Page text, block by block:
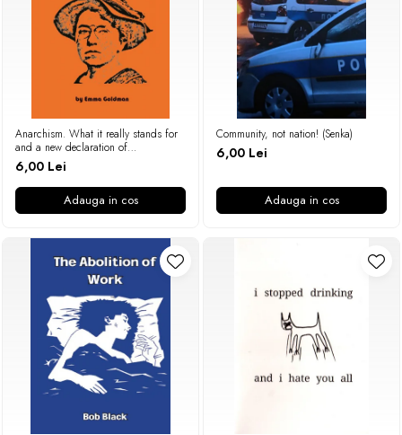
Anarchism. What it really stands for
and a new declaration of
independence (Emma Goldman)
6,00 Lei
Adauga in cos
Community, not nation! (Senka)
6,00 Lei
Adauga in cos